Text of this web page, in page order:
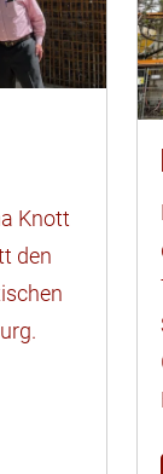
Knott
den